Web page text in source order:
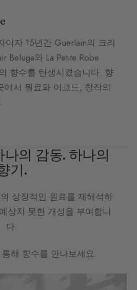
이자 15년간 Guerlain의 크리
Beluga와 La Petite Robe
향수를 탄생시켰습니다. 향
서 원료와 어코드, 창작의
의 감동. 하나의
기.
상징적인 원료를 재해석하
상치 못한 개성을 부여합니
다.
통해 향수를 만나보세요.